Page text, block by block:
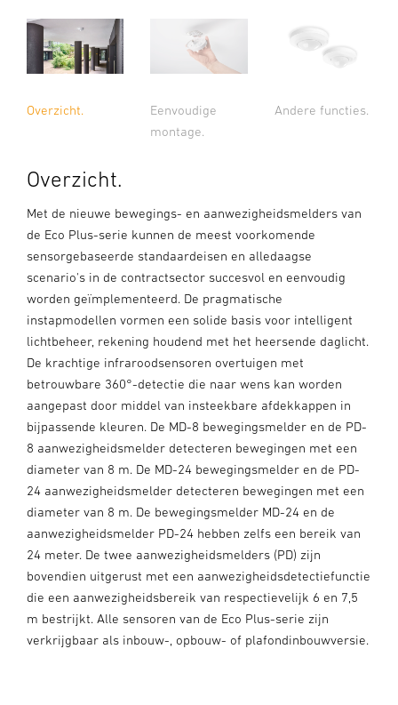
Overzicht.
Eenvoudige
montage.
Andere functies.
Overzicht.
Met de nieuwe bewegings- en aanwezigheidsmelders van
de Eco Plus-serie kunnen de meest voorkomende
sensorgebaseerde standaardeisen en alledaagse
scenario's in de contractsector succesvol en eenvoudig
worden geïmplementeerd. De pragmatische
instapmodellen vormen een solide basis voor intelligent
lichtbeheer, rekening houdend met het heersende daglicht.
De krachtige infraroodsensoren overtuigen met
betrouwbare 360°-detectie die naar wens kan worden
aangepast door middel van insteekbare afdekkappen in
bijpassende kleuren. De MD-8 bewegingsmelder en de PD-
8 aanwezigheidsmelder detecteren bewegingen met een
diameter van 8 m. De MD-24 bewegingsmelder en de PD-
24 aanwezigheidsmelder detecteren bewegingen met een
diameter van 8 m. De bewegingsmelder MD-24 en de
aanwezigheidsmelder PD-24 hebben zelfs een bereik van
24 meter. De twee aanwezigheidsmelders (PD) zijn
bovendien uitgerust met een aanwezigheidsdetectiefunctie
die een aanwezigheidsbereik van respectievelijk 6 en 7,5
m bestrijkt. Alle sensoren van de Eco Plus-serie zijn
verkrijgbaar als inbouw-, opbouw- of plafondinbouwversie.